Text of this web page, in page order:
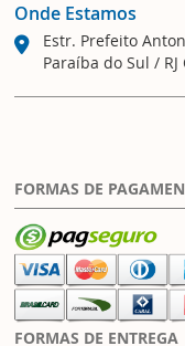
Onde Estamos
Estr. Prefeito
Paraíba do Sul / RJ
FORMAS DE
FORMAS DE ENTREGA